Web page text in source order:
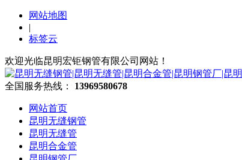
网站地图
|
标签云
欢迎光临昆明宏钜钢管有限公司网站！
全国服务热线： 13969580678
网站首页
昆明无缝钢管
昆明无缝管
昆明合金管